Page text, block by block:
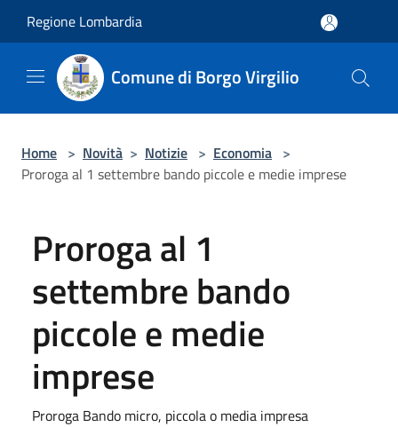
Regione Lombardia
Comune di Borgo Virgilio
Home > Novità > Notizie > Economia >
Proroga al 1 settembre bando piccole e medie imprese
Proroga al 1
settembre bando
piccole e medie
imprese
Proroga Bando micro, piccola o media impresa